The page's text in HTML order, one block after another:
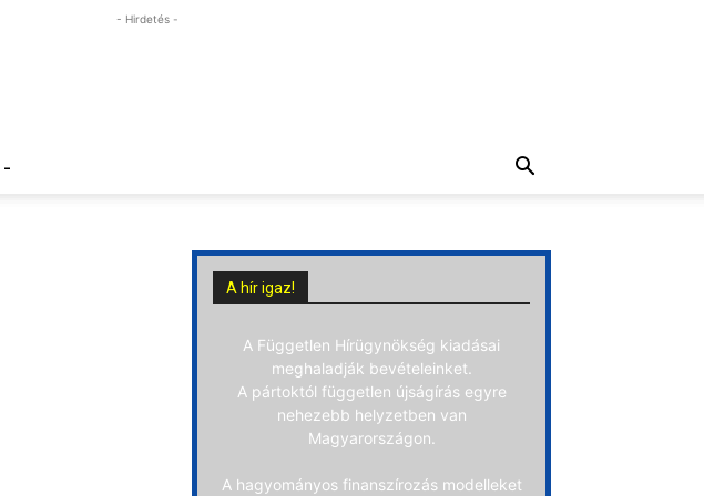
- Hirdetés -
–
A hír igaz!
A Független Hírügynökség kiadásai
meghaladják bevételeinket.
A pártoktól független újságírás egyre
nehezebb helyzetben van
Magyarországon.
A hagyományos finanszírozás modelleket